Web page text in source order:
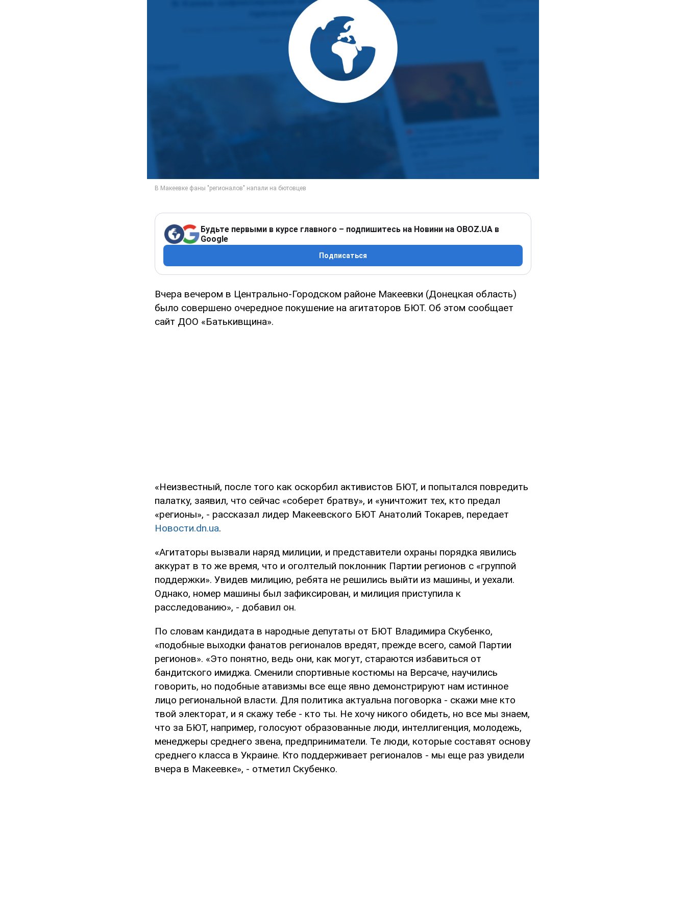
Будьте первыми в курсе главного – подпишитесь на Новини на OBOZ.UA в
Google
Подписаться
Вчера вечером в Центрально-Городском районе Макеевки (Донецкая область)
было совершено очередное покушение на агитаторов БЮТ. Об этом сообщает
сайт ДОО «Батькивщина».
«Неизвестный, после того как оскорбил активистов БЮТ, и попытался повредить
палатку, заявил, что сейчас «соберет братву», и «уничтожит тех, кто предал
«регионы», - рассказал лидер Макеевского БЮТ Анатолий Токарев, передает
Новости.dn.ua.
«Агитаторы вызвали наряд милиции, и представители охраны порядка явились
аккурат в то же время, что и оголтелый поклонник Партии регионов с «группой
поддержки». Увидев милицию, ребята не решились выйти из машины, и уехали.
Однако, номер машины был зафиксирован, и милиция приступила к
расследованию», - добавил он.
По словам кандидата в народные депутаты от БЮТ Владимира Скубенко,
«подобные выходки фанатов регионалов вредят, прежде всего, самой Партии
регионов». «Это понятно, ведь они, как могут, стараются избавиться от
бандитского имиджа. Сменили спортивные костюмы на Версаче, научились
говорить, но подобные атавизмы все еще явно демонстрируют нам истинное
лицо региональной власти. Для политика актуальна поговорка - скажи мне кто
твой электорат, и я скажу тебе - кто ты. Не хочу никого обидеть, но все мы знаем,
что за БЮТ, например, голосуют образованные люди, интеллигенция, молодежь,
менеджеры среднего звена, предприниматели. Те люди, которые составят основу
среднего класса в Украине. Кто поддерживает регионалов - мы еще раз увидели
вчера в Макеевке», - отметил Скубенко.